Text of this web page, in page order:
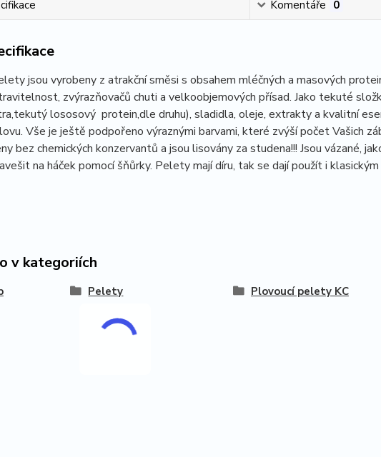
Komentáře 0
jsou vyrobeny z atrakční směsi s obsahem mléčných a masových
zvýrazňovačů chuti a velkoobjemových přísad. Jako tekuté
lososový protein,dle druhu), sladidla, oleje, extrakty a kvalitní
Vše je ještě podpořeno výraznými barvami, které zvýší počet Vašich
bez chemických konzervantů a jsou lisovány za studena!!! Jsou vázané,
na háček pomocí šňůrky. Pelety mají díru, tak se dají použít i
v kategoriích
Pelety Plovoucí pelety KC